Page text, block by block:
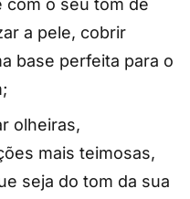
com o seu tom de
a pele, cobrir
base perfeita para o
olheiras,
mais teimosas,
seja do tom da sua